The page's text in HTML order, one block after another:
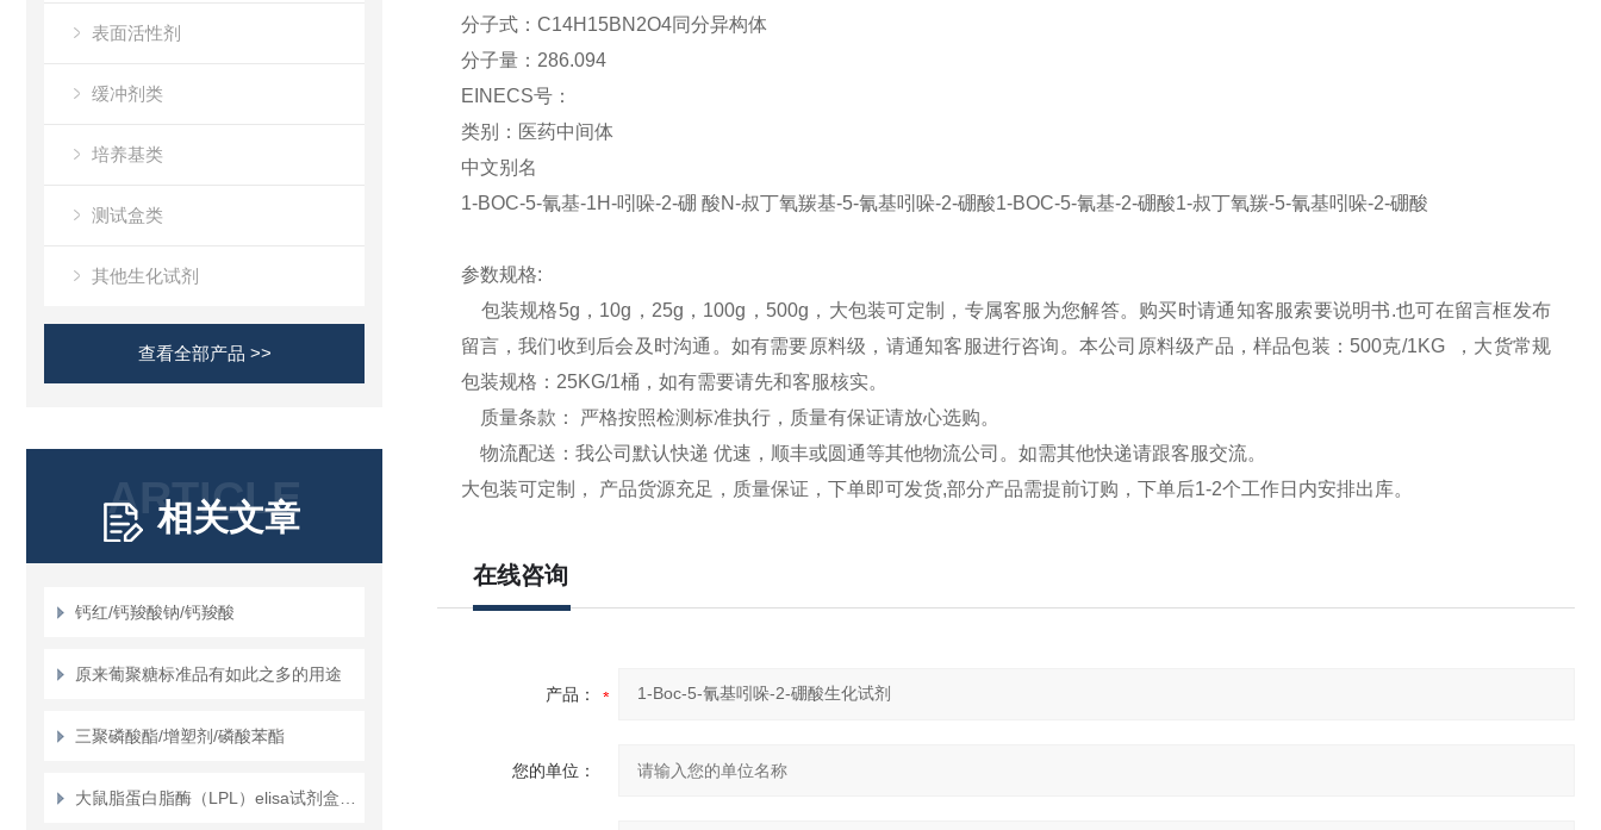
表面活性剂
缓冲剂类
培养基类
测试盒类
其他生化试剂
查看全部产品 >>
ARTICLE
相关文章
钙红/钙羧酸钠/钙羧酸
原来葡聚糖标准品有如此之多的用途
三聚磷酸酯/增塑剂/磷酸苯酯
分子式： C14H15BN2O4同分异构体
分子量： 286.094
EINECS号：
类别： 医药中间体
中文别名
1-BOC-5-氰基-1H-吲哚-2-硼 酸N-叔丁氧羰基-5-氰基吲哚-2-硼酸1-BOC-5-氰基-2-硼酸1-叔丁氧羰-5-氰基吲哚-2-硼酸
参数规格:
包装规格5g，10g，25g，100g，500g，大包装可定制，专属客服为您解答。购买时请通知客服索要说明书.也可在留言框发布
留言，我们收到后会及时沟通。如有需要原料级，请通知客服进行咨询。本公司原料级产品，样品包装：500克/1KG ，大货常规
包装规格：25KG/1桶，如有需要请先和客服核实。
质量条款： 严格按照检测标准执行，质量有保证请放心选购。
物流配送：我公司默认快递 优速，顺丰或圆通等其他物流公司。如需其他快递请跟客服交流。
大包装可定制， 产品货源充足，质量保证，下单即可发货,部分产品需提前订购，下单后1-2个工作日内安排出库。
在线咨询
产品：
您的单位：